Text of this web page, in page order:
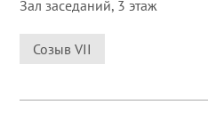
Зал заседаний, 3 этаж
Созыв VII